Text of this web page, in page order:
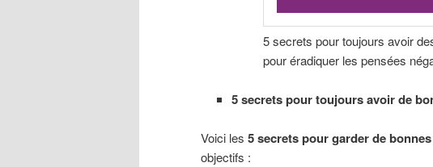
5 secrets pour toujours avoir
pour éradiquer les pensées
5 secrets pour toujours avoir de
Voici les 5 secrets pour garder de
objectifs :